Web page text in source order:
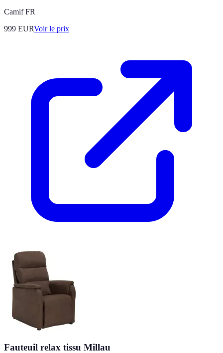
Camif FR
999 EURVoir le prix
Fauteuil relax tissu Millau